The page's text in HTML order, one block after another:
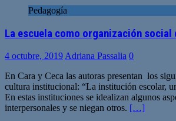
Pedagogía
La escuela como organización social
4 octubre, 2019Adriana Passalia 0
En Cara y Ceca las autoras presentan los
cultura institucional: “La institución escolar,
En estas instituciones se idealizan algunos
interpersonales y se niegan otros. […]